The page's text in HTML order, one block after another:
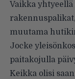
Vaikka
muutama
Jocke
paitakojulla
Keikka olisi